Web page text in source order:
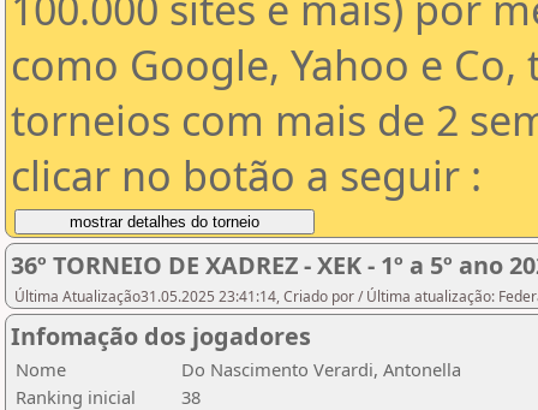
como Google, Yahoo e
torneios com mais de 2
clicar no botão a seguir :
36º TORNEIO DE XADREZ - XEK - 1º a 5º ano
Última Atualização31.05.2025 23:41:14, Criado por / Última atualização:
Infomação dos jogadores
Nome
Do Nascimento Verardi, Antonella
Ranking inicial
38